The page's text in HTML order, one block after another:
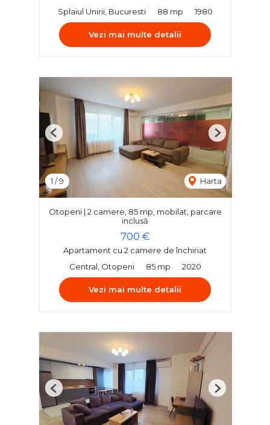
Splaiul Unirii, Bucuresti 88 mp 1980
Vezi mai multe detalii
1 /9 Harta
Previous Next
Otopeni | 2 camere, 85 mp, mobilat, parcare
inclusă
700 €
Apartament cu 2 camere de închiriat
Central, Otopeni
85 mp 2020
Vezi mai multe detalii
Previous Next